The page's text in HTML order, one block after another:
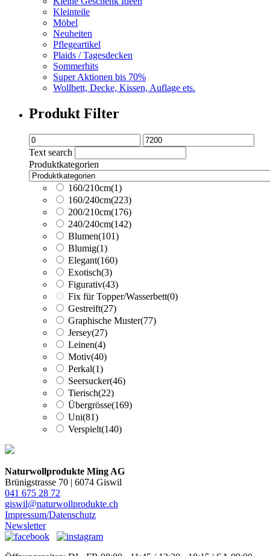
Kleinteile
Möbel
Neuheiten
Pflegeartikel
Plaids / Tagesdecken
Sommerhits
Super Aktionen bis 70%
Wollbett, Decke, Kissen, Auflage ets.
Produkt Filter
Text search
Produktkategorien
160/210cm(1)
160/240cm(223)
200/210cm(176)
240/240cm(142)
Blumen(101)
Blumig(1)
Elegant(160)
Exotisch(3)
Figurativ(43)
Fix für Topper/Wasserbett(0)
Gestreift(27)
Graphische Muster(77)
Jersey(27)
Leinen(4)
Motiv(40)
Perkal(1)
Seersucker(46)
Tierisch(22)
Übergrösse(169)
Uni(81)
Verspielt(140)
Naturwollprodukte Ming AG
Brünigstrasse 70 | 6074 Giswil
041 675 28 72
giswil@naturwollprodukte.ch
Impressum/Datenschutz
Newsletter